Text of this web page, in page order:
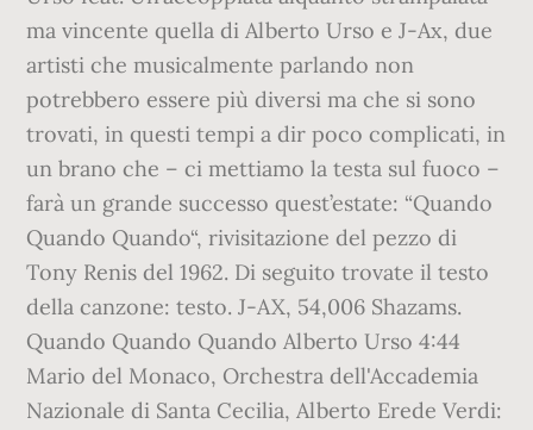
ma vincente quella di Alberto Urso e J-Ax, due
artisti che musicalmente parlando non
potrebbero essere più diversi ma che si sono
trovati, in questi tempi a dir poco complicati, in
un brano che – ci mettiamo la testa sul fuoco –
farà un grande successo quest’estate: “Quando
Quando Quando“, rivisitazione del pezzo di
Tony Renis del 1962. Di seguito trovate il testo
della canzone: testo. J-AX, 54,006 Shazams.
Quando Quando Quando Alberto Urso 4:44
Mario del Monaco, Orchestra dell'Accademia
Nazionale di Santa Cecilia, Alberto Erede Verdi: